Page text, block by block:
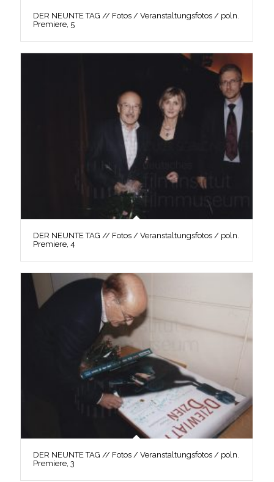
DER NEUNTE TAG // Fotos / Veranstaltungsfotos / poln.
Premiere, 5
DER NEUNTE TAG // Fotos / Veranstaltungsfotos / poln.
Premiere, 4
DER NEUNTE TAG // Fotos / Veranstaltungsfotos / poln.
Premiere, 3